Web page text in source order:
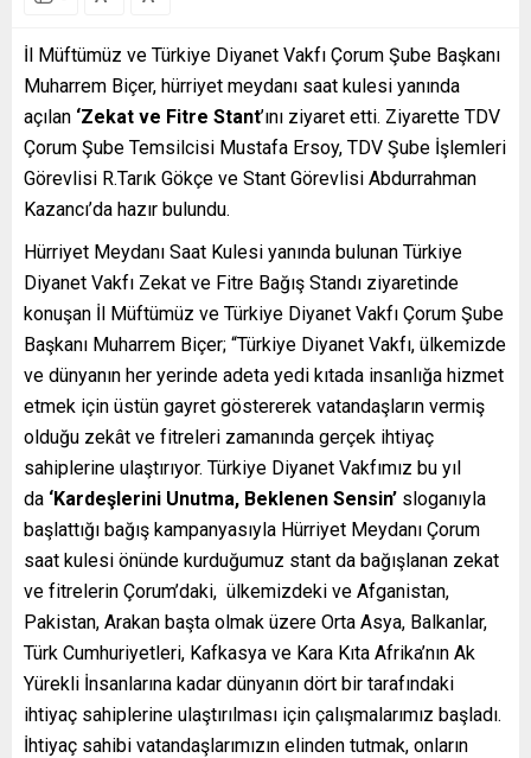
İl Müftümüz ve Türkiye Diyanet Vakfı Çorum Şube Başkanı
Muharrem Biçer, hürriyet meydanı saat kulesi yanında
açılan ‘Zekat ve Fitre Stant’ını ziyaret etti. Ziyarette TDV
Çorum Şube Temsilcisi Mustafa Ersoy, TDV Şube İşlemleri
Görevlisi R.Tarık Gökçe ve Stant Görevlisi Abdurrahman
Kazancı’da hazır bulundu.
Hürriyet Meydanı Saat Kulesi yanında bulunan Türkiye
Diyanet Vakfı Zekat ve Fitre Bağış Standı ziyaretinde
konuşan İl Müftümüz ve Türkiye Diyanet Vakfı Çorum Şube
Başkanı Muharrem Biçer; “Türkiye Diyanet Vakfı, ülkemizde
ve dünyanın her yerinde adeta yedi kıtada insanlığa hizmet
etmek için üstün gayret göstererek vatandaşların vermiş
olduğu zekât ve fitreleri zamanında gerçek ihtiyaç
sahiplerine ulaştırıyor. Türkiye Diyanet Vakfımız bu yıl
da ‘Kardeşlerini Unutma, Beklenen Sensin’ sloganıyla
başlattığı bağış kampanyasıyla Hürriyet Meydanı Çorum
saat kulesi önünde kurduğumuz stant da bağışlanan zekat
ve fitrelerin Çorum’daki, ülkemizdeki ve Afganistan,
Pakistan, Arakan başta olmak üzere Orta Asya, Balkanlar,
Türk Cumhuriyetleri, Kafkasya ve Kara Kıta Afrika’nın Ak
Yürekli İnsanlarına kadar dünyanın dört bir tarafındaki
ihtiyaç sahiplerine ulaştırılması için çalışmalarımız başladı.
İhtiyaç sahibi vatandaşlarımızın elinden tutmak, onların